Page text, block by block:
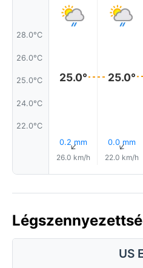
28.0°C
26.0°C
25.0°C
24.0°C
22.0°C
25.0°
0.2 mm
↑
26.0 km/h
25.0°
0.0 mm
↑
22.0 km/h
US